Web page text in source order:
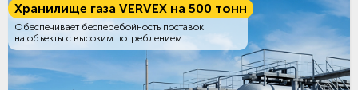
Хранилище газа VERVEX на 500 тонн
Обеспечивает бесперебойность поставок
на объекты с высоким потреблением